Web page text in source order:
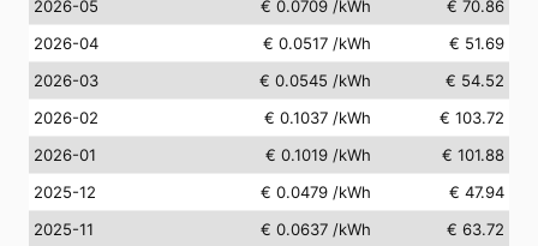
2026-05
€ 0.0709 /kWh
€ 70.86
2026-04
€ 0.0517 /kWh
€ 51.69
2026-03
€ 0.0545 /kWh
€ 54.52
2026-02
€ 0.1037 /kWh
€ 103.72
2026-01
€ 0.1019 /kWh
€ 101.88
2025-12
€ 0.0479 /kWh
€ 47.94
2025-11
€ 0.0637 /kWh
€ 63.72